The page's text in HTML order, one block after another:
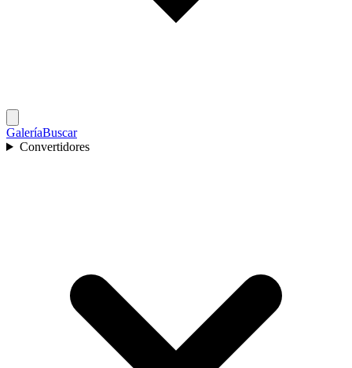
GaleríaBuscar
Convertidores